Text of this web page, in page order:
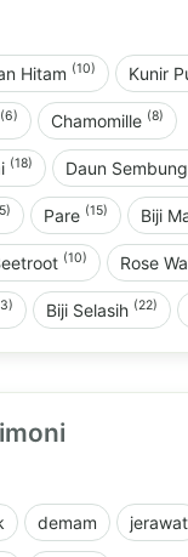
Hitam (10) Kunir
(6) Chamomille (8)
(18) Daun Sembung
Pare (15) Biji
(10) Rose
Biji Selasih (22)
demam jerawat